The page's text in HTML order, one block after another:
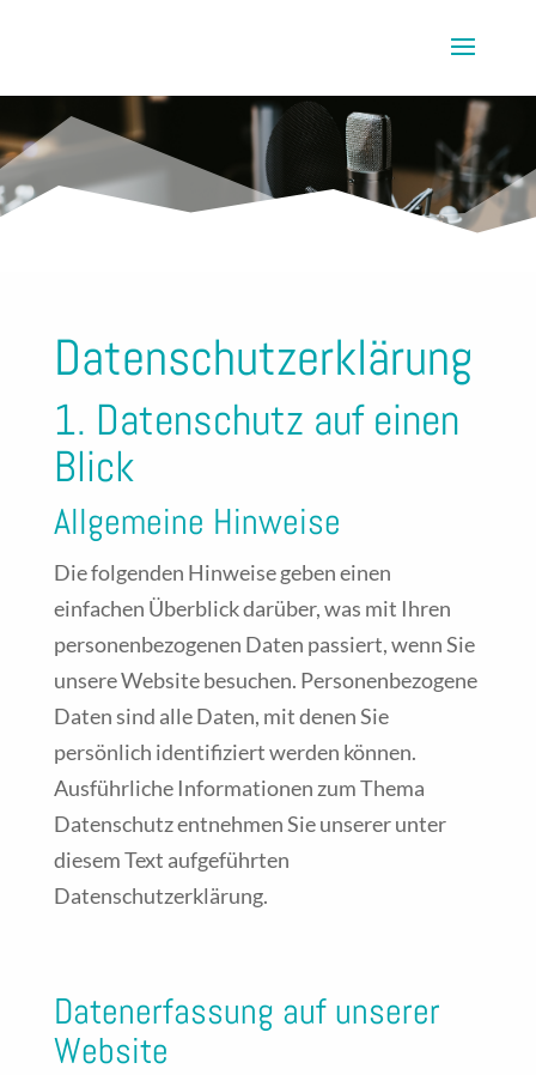
Datenschutzerklärung
1. Datenschutz auf einen
Blick
Allgemeine Hinweise
Die folgenden Hinweise geben einen
einfachen Überblick darüber, was mit Ihren
personenbezogenen Daten passiert, wenn Sie
unsere Website besuchen. Personenbezogene
Daten sind alle Daten, mit denen Sie
persönlich identifiziert werden können.
Ausführliche Informationen zum Thema
Datenschutz entnehmen Sie unserer unter
diesem Text aufgeführten
Datenschutzerklärung.
Datenerfassung auf unserer
Website